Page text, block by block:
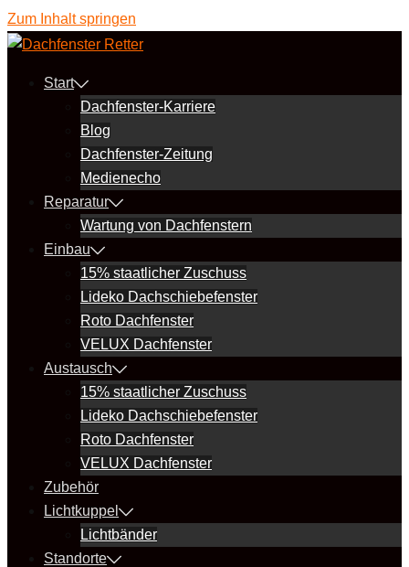
Zum Inhalt springen
Start
Dachfenster-Karriere
Blog
Dachfenster-Zeitung
Medienecho
Reparatur
Wartung von Dachfenstern
Einbau
15% staatlicher Zuschuss
Lideko Dachschiebefenster
Roto Dachfenster
VELUX Dachfenster
Austausch
15% staatlicher Zuschuss
Lideko Dachschiebefenster
Roto Dachfenster
VELUX Dachfenster
Zubehör
Lichtkuppel
Lichtbänder
Standorte